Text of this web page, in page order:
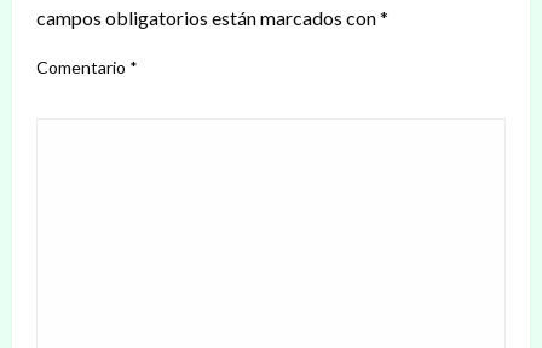
campos obligatorios están marcados con*
Comentario *